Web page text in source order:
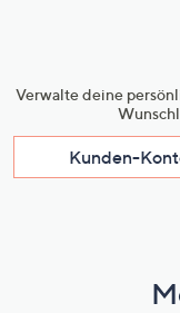
Verwalte deine
Kunden-